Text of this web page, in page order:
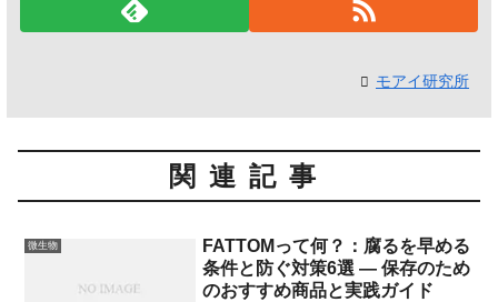
モアイ研究所
関連記事
微生物
FATTOMって何？：腐るを早める
条件と防ぐ対策6選 — 保存のため
のおすすめ商品と実践ガイド